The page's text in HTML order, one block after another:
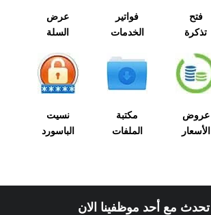
فتح
تذكرة
فواتير
الخدمات
عرض
السلة
عروض
الأسعار
مكتبة
الملفات
نسيت
الباسورد
تحدث مع أحد موظفينا الان